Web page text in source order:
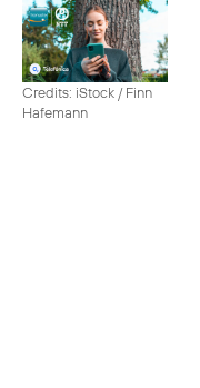
Credits: iStock / Finn
Hafemann